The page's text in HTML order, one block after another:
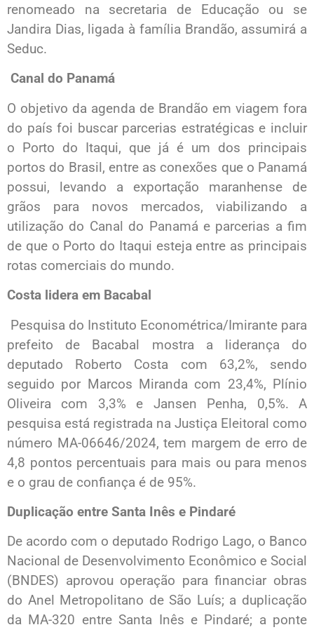
renomeado na secretaria de Educação ou se
Jandira Dias, ligada à família Brandão, assumirá a
Seduc.
Canal do Panamá
O objetivo da agenda de Brandão em viagem fora
do país foi buscar parcerias estratégicas e incluir
o Porto do Itaqui, que já é um dos principais
portos do Brasil, entre as conexões que o Panamá
possui, levando a exportação maranhense de
grãos para novos mercados, viabilizando a
utilização do Canal do Panamá e parcerias a fim
de que o Porto do Itaqui esteja entre as principais
rotas comerciais do mundo.
Costa lidera em Bacabal
Pesquisa do Instituto Econométrica/Imirante para
prefeito de Bacabal mostra a liderança do
deputado Roberto Costa com 63,2%, sendo
seguido por Marcos Miranda com 23,4%, Plínio
Oliveira com 3,3% e Jansen Penha, 0,5%. A
pesquisa está registrada na Justiça Eleitoral como
número MA-06646/2024, tem margem de erro de
4,8 pontos percentuais para mais ou para menos
e o grau de confiança é de 95%.
Duplicação entre Santa Inês e Pindaré
De acordo com o deputado Rodrigo Lago, o Banco
Nacional de Desenvolvimento Econômico e Social
(BNDES) aprovou operação para financiar obras
do Anel Metropolitano de São Luís; a duplicação
da MA-320 entre Santa Inês e Pindaré; a ponte